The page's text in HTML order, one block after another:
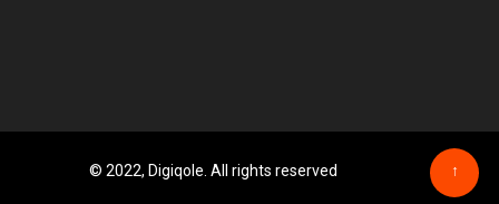
© 2022, Digiqole. All rights reserved ↑